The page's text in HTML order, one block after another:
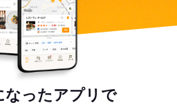
なったアプリで